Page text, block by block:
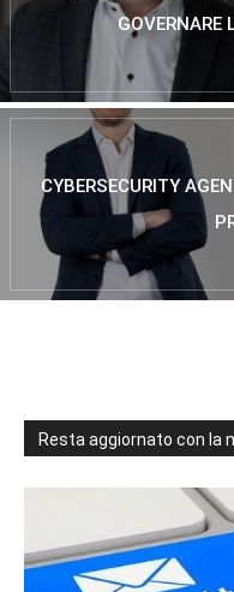
GOVERNARE
CYBERSECURITY
Resta aggiornato con la